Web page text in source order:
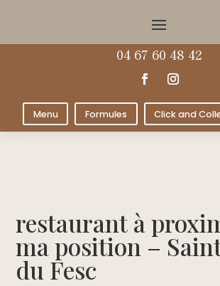
04 67 60 48 42
Menu Formules Click and
restaurant à
ma position –
du Fesc